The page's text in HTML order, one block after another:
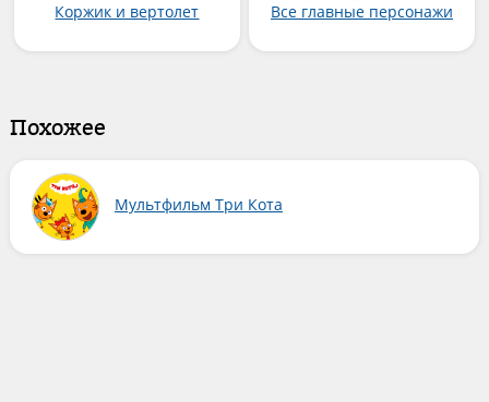
Коржик и вертолет Все главные персонажи
Похожее
Мультфильм Три Кота